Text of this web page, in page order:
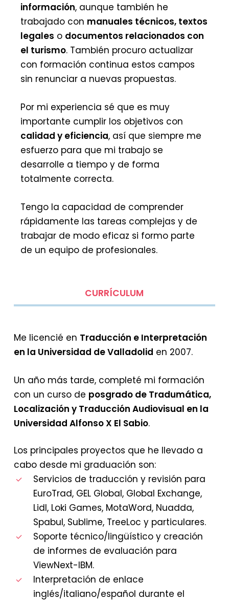
información, aunque también he
trabajado con manuales técnicos, textos
legales o documentos relacionados con
el turismo. También procuro actualizar
con formación continua estos campos
sin renunciar a nuevas propuestas.
Por mi experiencia sé que es muy
importante cumplir los objetivos con
calidad y eficiencia, así que siempre me
esfuerzo para que mi trabajo se
desarrolle a tiempo y de forma
totalmente correcta.
Tengo la capacidad de comprender
rápidamente las tareas complejas y de
trabajar de modo eficaz si formo parte
de un equipo de profesionales.
CURRÍCULUM
Me licencié en Traducción e Interpretación
en la Universidad de Valladolid en 2007.
Un año más tarde, completé mi formación
con un curso de posgrado de Tradumática,
Localización y Traducción Audiovisual en la
Universidad Alfonso X El Sabio.
Los principales proyectos que he llevado a
cabo desde mi graduación son:
Servicios de traducción y revisión para
EuroTrad, GEL Global, Global Exchange,
Lidl, Loki Games, MotaWord, Nuadda,
Spabul, Sublime, TreeLoc y particulares.
Soporte técnico/lingüístico y creación
de informes de evaluación para
ViewNext-IBM.
Interpretación de enlace
inglés/italiano/español durante el